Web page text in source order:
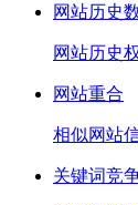
网站历史
网站历史
网站重合
相似网站
关键词竞